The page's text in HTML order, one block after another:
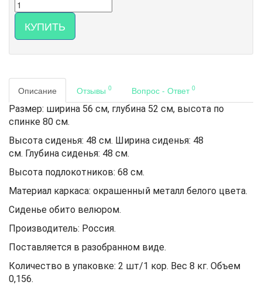
КУПИТЬ
Описание Отзывы 0 Вопрос - Ответ 0
Размер: ширина 56 см, глубина 52 см, высота по
спинке 80 см.
Высота сиденья: 48 см. Ширина сиденья: 48
см. Глубина сиденья: 48 см.
Высота подлокотников: 68 см.
Материал каркаса: окрашенный металл белого цвета.
Сиденье обито велюром.
Производитель: Россия.
Поставляется в разобранном виде.
Количество в упаковке: 2 шт/1 кор. Вес 8 кг. Объем
0,156.